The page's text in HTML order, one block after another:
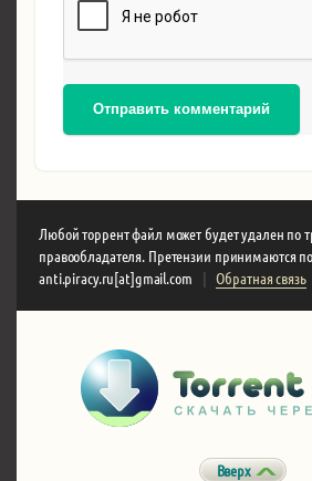
Отправить комментарий
Любой торрент файл может будет удален по
правообладателя. Претензии принимаются
anti.piracy.ru[at]gmail.com
| Обратная связь
Вверх